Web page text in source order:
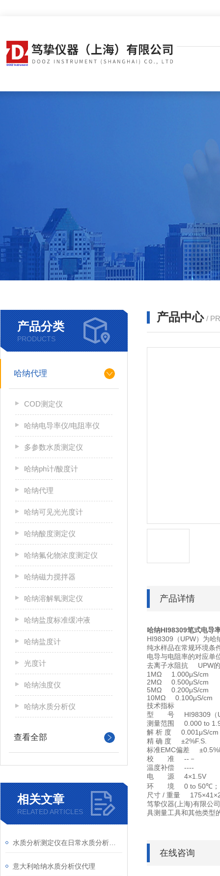
产品分类
PRODUCTS
哈纳代理
COD测定仪
哈纳电导率仪/电阻率仪
多参数水质测定仪
哈纳ph计/酸度计
哈纳代理
哈纳可见光光度计
哈纳酸度测定仪
哈纳氟化物浓度测定仪
哈纳磁力搅拌器
哈纳溶解氧测定仪
哈纳盐度标准缓冲液
哈纳盐度计
光度计
哈纳浊度仪
哈纳水质分析仪
查看全部
相关文章
RELATED ARTICLES
意大利哈纳水质分析仪代理
产品中心 /
产品详情
哈纳HI98309笔式电导
HI98309（UPW）为哈
纯水样品在常规环境条
电导与电阻率的对应单
去离子水阻抗 UPW
1MΩ 1.000μS/
2MΩ 0.500μS/
5MΩ 0.200μS/
10MΩ
技术指标
型 号 HI98309（
测量范围 0.000 to
解 析 度 0.001μS/cm
精 确 度 ±2%F.S.
标准EMC偏差
校 准 --－
温度补偿 ----
电 源 4×1.5V
环 境 0 to 50℃；
尺寸 / 重量
笃挚仪器(上海)有限公
具测量工具和其他类型
在线咨询